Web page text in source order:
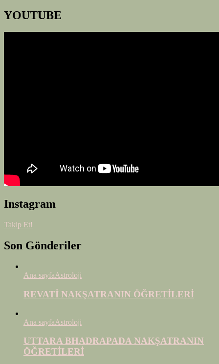
YOUTUBE
Instagram
Takip Et!
Son Gönderiler
Ana sayfaAstroloji
REVATİ NAKŞATRANIN ÖĞRETİLERİ
Ana sayfaAstroloji
UTTARA BHADRAPADA NAKŞATRANIN
ÖĞRETİLERİ